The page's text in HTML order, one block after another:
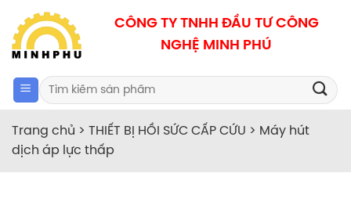
qua
nội
CÔNG TY TNHH ĐẦU TƯ CÔNG
NGHỆ MINH PHÚ
Search
for:
Trang chủ > THIẾT BỊ HỒI SỨC CẤP CỨU > Máy hút
dịch áp lực thấp